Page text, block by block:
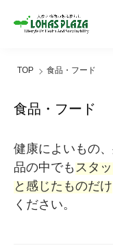
TOP 食品・フード
食品・フード
健康によいもの
品の中でもスタ
と感じたものだけ
ください。